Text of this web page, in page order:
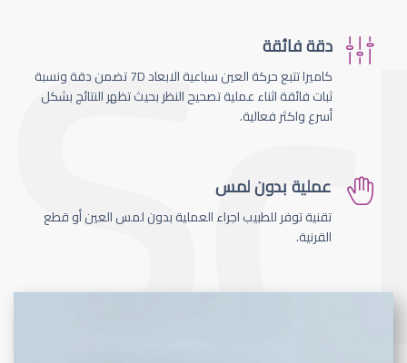
دقة فائقة
كاميرا تتبع حركة العين سباعية الابعاد 7D تضمن دقة ونسبة
ثبات فائقة اثناء عملية تصحيح النظر بحيث تظهر النتائج بشكل
أسرع واكثر فعالية.
عملية بدون لمس
تقنية توفر للطبيب اجراء العملية بدون لمس العين أو قطع
القرنية.